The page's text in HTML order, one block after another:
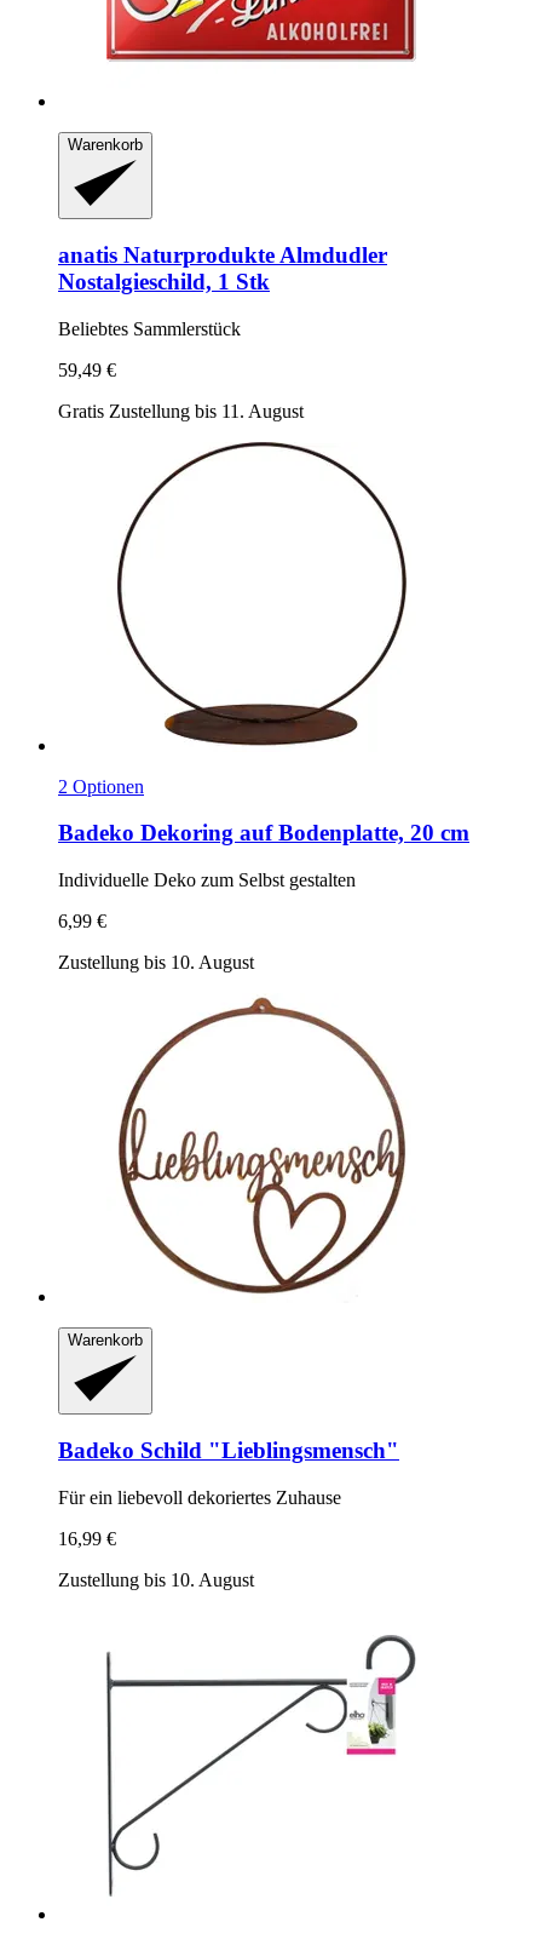
Warenkorb
anatis Naturprodukte Almdudler
Nostalgieschild, 1 Stk
Beliebtes Sammlerstück
59,49 €
Gratis Zustellung bis 11. August
2 Optionen
Badeko Dekoring auf Bodenplatte, 20 cm
Individuelle Deko zum Selbst gestalten
6,99 €
Zustellung bis 10. August
Warenkorb
Badeko Schild "Lieblingsmensch"
Für ein liebevoll dekoriertes Zuhause
16,99 €
Zustellung bis 10. August